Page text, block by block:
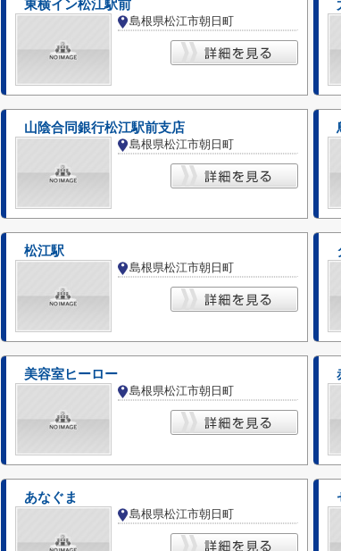
東横イン松江駅前
島根県松江市朝日町
山陰合同銀行松江駅前支店
島根県松江市朝日町
松江駅
島根県松江市朝日町
美容室ヒーロー
島根県松江市朝日町
あなぐま
島根県松江市朝日町